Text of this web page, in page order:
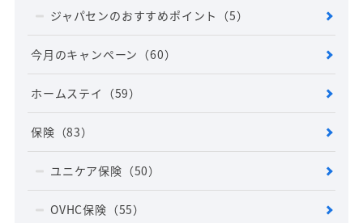
ジャパセンのおすすめポイント （5）
今月のキャンペーン （60）
ホームステイ （59）
保険 （83）
ユニケア保険 （50）
OVHC保険 （55）